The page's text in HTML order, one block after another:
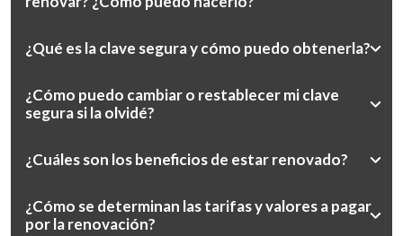
¿Qué es la clave segura y cómo puedo obtenerla?
¿Cómo puedo cambiar o restablecer mi clave
segura si la olvidé?
¿Cuáles son los beneficios de estar renovado?
¿Cómo se determinan las tarifas y valores a pagar
por la renovación?